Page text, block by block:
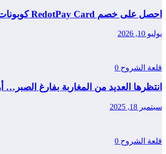
احصل على خصم RedotPay Card كوبونات حصرية
يوليو 10, 2026
قلعة الشروح 0
انتظرها العديد من المغاربة بفارغ
سبتمبر 18, 2025
قلعة الشروح 0